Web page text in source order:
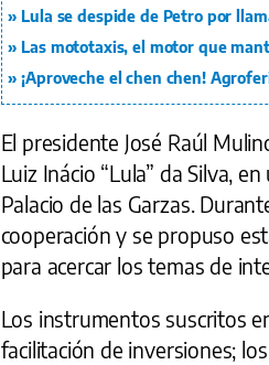
Lula se despide de Petro por
Las mototaxis, el motor que
¡Aproveche el chen chen!
El presidente José Raúl
Luiz Inácio “Lula” da Silva,
Palacio de las Garzas.
cooperación y se propuso
para acercar los temas de
Los instrumentos suscritos
facilitación de inversiones;